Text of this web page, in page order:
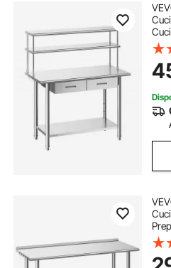
cassetto interno cucina
maniglie per cassetti cucina
kg,
x